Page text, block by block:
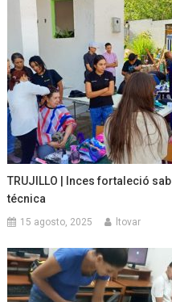
TRUJILLO | Inces fortaleció
técnica
15 agosto, 2025 ltovar